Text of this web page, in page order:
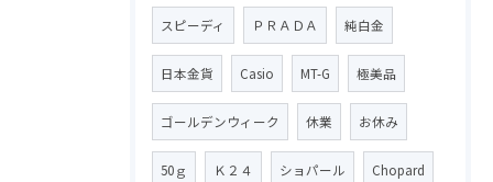
スピーディ ＰＲＡＤＡ 純白金
日本金貨 Casio MT-G 極美品
ゴールデンウィーク 休業 お休み
50ｇ Ｋ２４ ショパール Chopard